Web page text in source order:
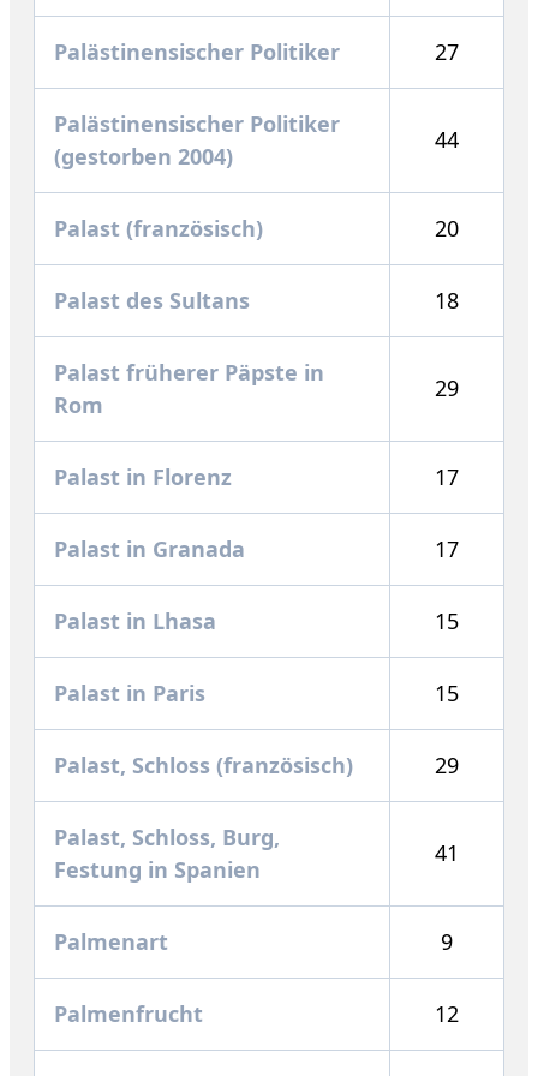
Palästinensischer Politiker 27
Palästinensischer Politiker
(gestorben 2004)
44
Palast (französisch) 20
Palast des Sultans 18
Palast früherer Päpste in
Rom
29
Palast in Florenz 17
Palast in Granada 17
Palast in Lhasa 15
Palast in Paris 15
Palast, Schloss (französisch) 29
Palast, Schloss, Burg,
Festung in Spanien
41
Palmenart 9
Palmenfrucht 12